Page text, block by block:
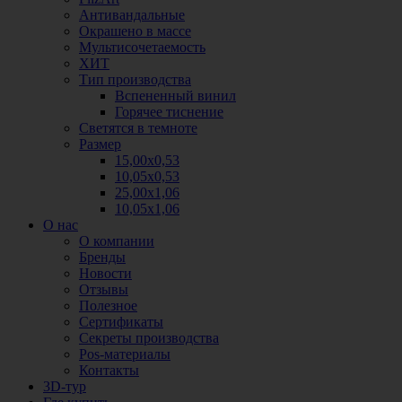
Антивандальные
Окрашено в массе
Мультисочетаемость
ХИТ
Тип производства
Вспененный винил
Горячее тиснение
Светятся в темноте
Размер
15,00х0,53
10,05х0,53
25,00х1,06
10,05х1,06
О нас
О компании
Бренды
Новости
Отзывы
Полезное
Сертификаты
Секреты производства
Pos-материалы
Контакты
3D-тур